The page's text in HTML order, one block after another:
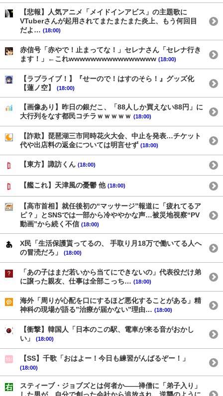
【悲報】人気アニメ「メイドインアビス」の主題歌に
VTuberさんが起用されてまたまたまた炎上、もう何回目
だよ… (18:00)
赤信号「赤やで！止まってな！」セレナさん「セレナ行き
ます！」←これwwwwwwwwwwwwwwww (18:00)
【ラブライブ！】『せーので！はすのそら！』グッズ化
【蓮ノ空】
(18:00)
【画像あり】昨日の銀だこ、「88人しか買えない88円」に
大行列をなす都民コチラｗｗｗｗｗ (18:00)
【詐欺】琵琶湖三市同時花火大会、中止を発表…チケット
代や出店料の返金については明言せず (18:00)
【東方】諏訪くん (18:00)
【艦これ】天津風の憂鬱 他 (18:00)
【高市首相】就任後初の“マッサージ”報道に「疲れてるア
ピ？」とSNSでは一部から冷ややかな声…被災地視察“PV
動画”から続く不信 (18:00)
X民「生活保護貰ってるの、 手取り月18万で働いてる人へ
の冒涜だろ」
(18:00)
「あの子はまだ若いから当てにできないの」代表役だけ弟
に譲った親友、仕事は全部こっち… (18:00)
海外「周りが心配を口にするほど悪化することがある」精
神科の現場が語る”治療が届かない”理由… (18:00)
【衝撃】韓国人「日本のこの駅、電車が来る音がおかし
い」
(18:00)
【SS】千歌「おはよー！今日も練習がんばるぞー！」
(18:00)
スティーブ・ジョブズとは何者か——禅僧に「弟子入り」